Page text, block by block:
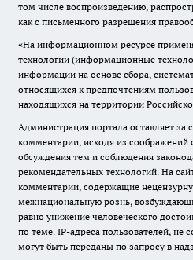
том числе воспроизведению,
как с письменного разрешения
«На информационном ресурсе
технологии (информационные
информации на основе сбора,
относящихся к предпочтениям
находящихся на территории
Администрация портала оставляет за
комментарии, исходя из соображений
обсуждения тем и соблюдения
рекомендательных технологий. На
комментарии, содержащие
межнациональную рознь,
равно унижение человеческого
по теме. IP-адреса пользователей, не
могут быть переданы по запросу в